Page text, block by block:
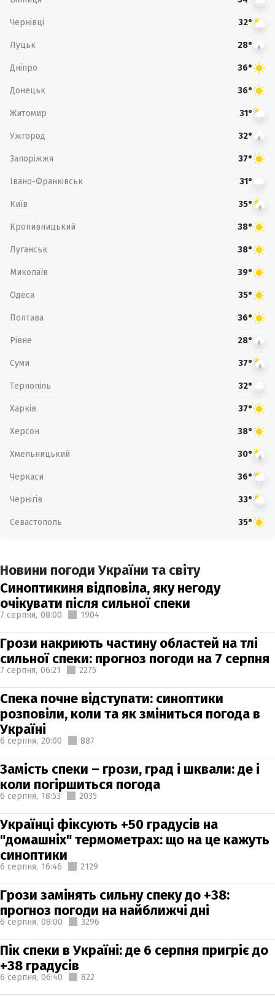
Чернівці 32°
Луцьк 28°
Дніпро 36°
Донецьк 36°
Житомир 31°
Ужгород 32°
Запоріжжя 37°
Івано-Франківськ 31°
Київ 35°
Кропивницький 38°
Луганськ 38°
Миколаїв 39°
Одеса 35°
Полтава 36°
Рівне 28°
Суми 37°
Тернопіль 32°
Харків 37°
Херсон 38°
Хмельницький 30°
Черкаси 36°
Чернігів 33°
Севастополь 35°
Новини погоди України та світу
Синоптикиня відповіла, яку негоду
очікувати після сильної спеки
7 серпня, 08:00 1904
Грози накриють частину областей на тлі
сильної спеки: прогноз погоди на 7 серпня
7 серпня, 06:21 2275
Спека почне відступати: синоптики
розповіли, коли та як зміниться погода в
Україні
6 серпня, 20:00 887
Замість спеки – грози, град і шквали: де і
коли погіршиться погода
6 серпня, 18:53 2035
Українці фіксують +50 градусів на
"домашніх" термометрах: що на це кажуть
синоптики
6 серпня, 16:46 2129
Грози замінять сильну спеку до +38:
прогноз погоди на найближчі дні
6 серпня, 08:00 3296
Пік спеки в Україні: де 6 серпня пригріє до
+38 градусів
6 серпня, 06:40 822